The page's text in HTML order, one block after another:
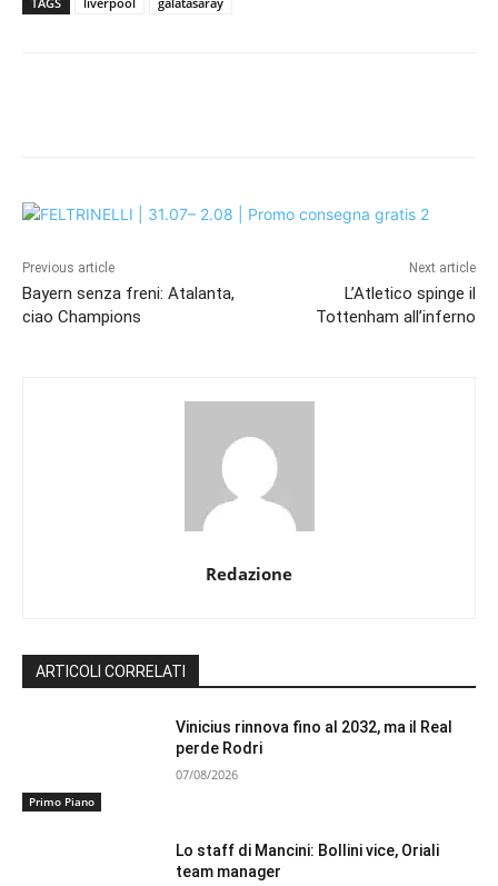
Previous article
Bayern senza freni: Atalanta,
ciao Champions
Next article
L’Atletico spinge il
Tottenham all’inferno
Redazione
ARTICOLI CORRELATI
Primo Piano
Vinicius rinnova fino al 2032, ma il Real
perde Rodri
07/08/2026
Lo staff di Mancini: Bollini vice, Oriali
team manager